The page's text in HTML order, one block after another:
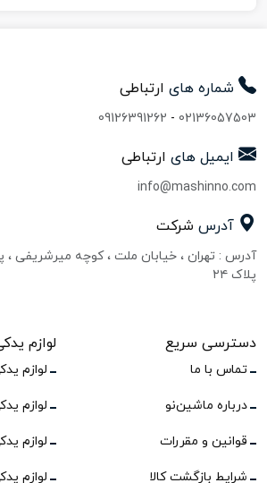
شماره های ارتباطی
02136057503
-
09126391262
ایمیل های ارتباطی
info@mashinno.com
آدرس شرکت
آدرس : تهران ، خیابان ملت ، کوچه میرشریفی ،
پلاک ۲۴
دسترسی سریع
تماس با ما
درباره ماشین‌نو
قوانین و مقررات
شرایط بازگشت کالا
لوازم
لوازم
لوازم
لوازم
لوازم